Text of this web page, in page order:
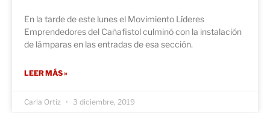
En la tarde de este lunes el Movimiento Líderes
Emprendedores del Cañafistol culminó con la instalación
de lámparas en las entradas de esa sección.
LEER MÁS »
Carla Ortiz 3 diciembre, 2019